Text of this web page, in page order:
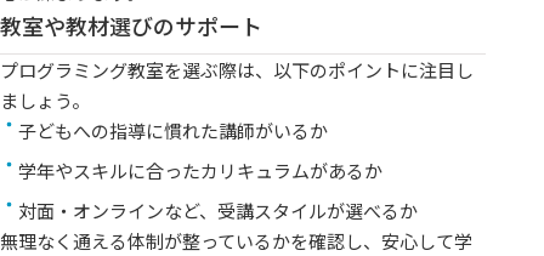
教室や教材選びのサポート
プログラミング教室を選ぶ際は、以下のポイントに注目し
ましょう。
子どもへの指導に慣れた講師がいるか
学年やスキルに合ったカリキュラムがあるか
対面・オンラインなど、受講スタイルが選べるか
無理なく通える体制が整っているかを確認し、安心して学